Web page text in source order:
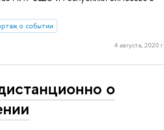
о событии
4 августа, 2020 г.
о